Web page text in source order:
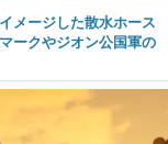
メージした散水ホース
ークやジオン公国軍の